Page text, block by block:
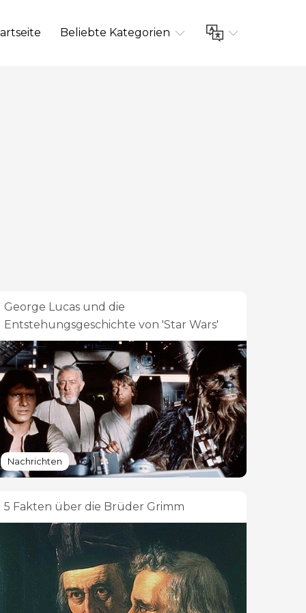
Beliebte Kategorien
George Lucas und die
Entstehungsgeschichte von 'Star Wars'
Nachrichten
5 Fakten über die Brüder Grimm